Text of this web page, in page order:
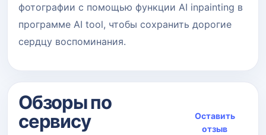
фотографии с помощью функции AI inpainting в
программе AI tool, чтобы сохранить дорогие
сердцу воспоминания.
Обзоры по
сервису
Оставить
отзыв